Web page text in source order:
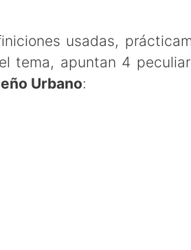
usadas,
tema, apuntan 4
Urbano: